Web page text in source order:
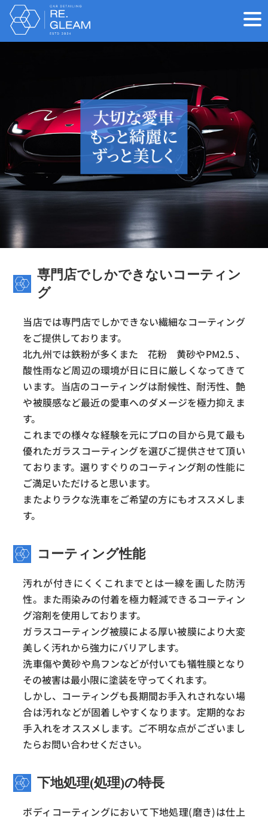
専門店でしかできないコーティン
グ
当店では専門店でしかできない繊細なコーティング
をご提供しております。
北九州では鉄粉が多くまた 花粉 黄砂やPM2.5 、
酸性雨など周辺の環境が日に日に厳しくなってきて
います。当店のコーティングは耐候性、耐汚性、艶
や被膜感など最近の愛車へのダメージを極力抑えま
す。
これまでの様々な経験を元にプロの目から見て最も
優れたガラスコーティングを選びご提供させて頂い
ております。選りすぐりのコーティング剤の性能に
ご満足いただけると思います。
またよりラクな洗車をご希望の方にもオススメしま
す。
コーティング性能
汚れが付きにくくこれまでとは一線を画した防汚
性。また雨染みの付着を極力軽減できるコーティン
グ溶剤を使用しております。
ガラスコーティング被膜による厚い被膜により大変
美しく汚れから強力にバリアします。
洗車傷や黄砂や鳥フンなどが付いても犠牲膜となり
その被害は最小限に塗装を守ってくれます。
しかし、コーティングも長期間お手入れされない場
合は汚れなどが固着しやすくなります。定期的なお
手入れをオススメします。ご不明な点がございまし
たらお問い合わせください。
下地処理(処理)の特長
ボディコーティングにおいて下地処理(磨き)は仕上